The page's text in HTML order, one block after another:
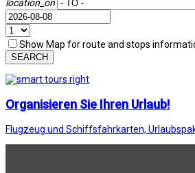
location_on
Show Map for route and stops
SEARCH
Organisieren Sie Ihren Urlaub!
Flugzeug und Schiffsfahrkarten,